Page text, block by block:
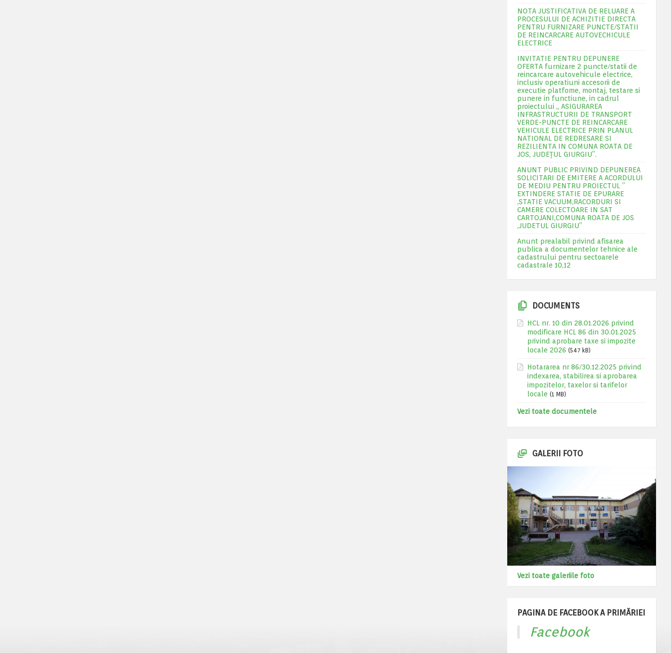
NOTA JUSTIFICATIVA DE RELUARE A
PROCESULUI DE ACHIZITIE DIRECTA
PENTRU FURNIZARE PUNCTE/STATII
DE REINCARCARE AUTOVECHICULE
ELECTRICE
INVITATIE PENTRU DEPUNERE
OFERTA furnizare 2 puncte/statii de
reincarcare autovehicule electrice,
inclusiv operatiuni accesorii de
executie platfome, montaj, testare si
punere in functiune, in cadrul
proiectului „ ASIGURAREA
INFRASTRUCTURII DE TRANSPORT
VERDE-PUNCTE DE REINCARCARE
VEHICULE ELECTRICE PRIN PLANUL
NATIONAL DE REDRESARE SI
REZILIENTA IN COMUNA ROATA DE
JOS, JUDEŢUL GIURGIU”.
ANUNT PUBLIC PRIVIND DEPUNEREA
SOLICITARI DE EMITERE A ACORDULUI
DE MEDIU PENTRU PROIECTUL ”
EXTINDERE STATIE DE EPURARE
,STATIE VACUUM,RACORDURI SI
CAMERE COLECTOARE IN SAT
CARTOJANI,COMUNA ROATA DE JOS
,JUDETUL GIURGIU”
Anunt prealabil privind afisarea
publica a documentelor tehnice ale
cadastrului pentru sectoarele
cadastrale 10,12
DOCUMENTS
HCL nr. 10 din 28.01.2026 privind
modificare HCL 86 din 30.01.2025
privind aprobare taxe si impozite
locale 2026 (547 kB)
Hotararea nr 86/30.12.2025 privind
indexarea, stabilirea si aprobarea
impozitelor, taxelor si tarifelor
locale (1 MB)
Vezi toate documentele
GALERII FOTO
Vezi toate galeriile foto
PAGINA DE FACEBOOK A PRIMĂRIEI
Facebook